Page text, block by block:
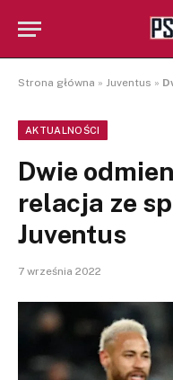
Strona główna » Juventus »
AKTUALNOŚCI
Dwie
relacja ze
Juventus
7 września 2022